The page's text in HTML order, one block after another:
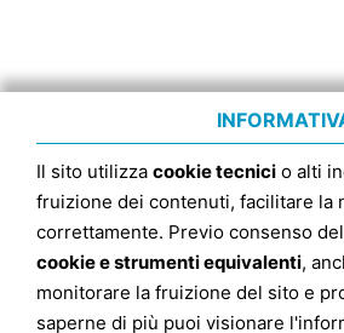
Il sito utilizza cookie tecnici o alti
fruizione dei contenuti, facilitare la
correttamente. Previo consenso
cookie e strumenti equivalenti,
monitorare la fruizione del sito e
saperne di più puoi visionare